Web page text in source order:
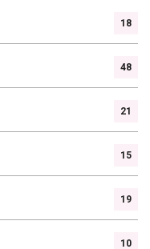
18
48
21
15
19
10